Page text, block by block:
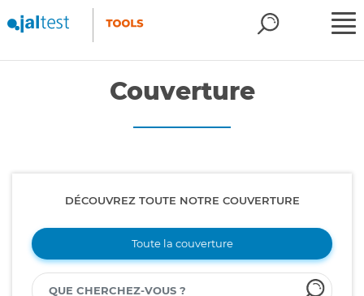
Couverture
DÉCOUVREZ TOUTE NOTRE COUVERTURE
Toute la couverture